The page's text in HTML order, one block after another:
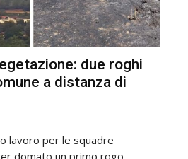
due roghi
a distanza di
lavoro per le squadre
domato un primo rogo,